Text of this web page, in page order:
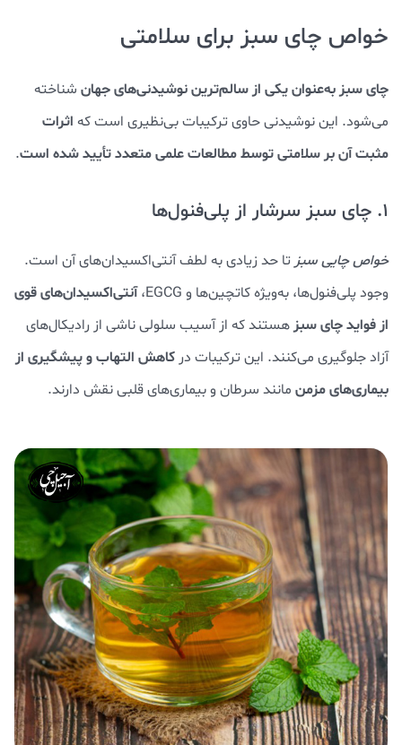
خواص چای سبز برای سلامتی
چای سبز به‌عنوان یکی از سالم‌ترین نوشیدنی‌های جهان شناخته
می‌شود. این نوشیدنی حاوی ترکیبات بی‌نظیری است که اثرات
مثبت آن بر سلامتی توسط مطالعات علمی متعدد تأیید شده است.
1. چای سبز سرشار از پلی‌فنول‌ها
خواص چایی سبز تا حد زیادی به لطف آنتی‌اکسیدان‌های آن است.
وجود پلی‌فنول‌ها، به‌ویژه کاتچین‌ها و EGCG،
آنتی‌اکسیدان‌های قوی
از فواید چای سبزهستند که از آسیب سلولی ناشی از رادیکال‌های
آزاد جلوگیری می‌کنند. این ترکیبات در کاهش التهاب و پیشگیری از
بیماری‌های مزمن مانند سرطان و بیماری‌های قلبی نقش دارند.